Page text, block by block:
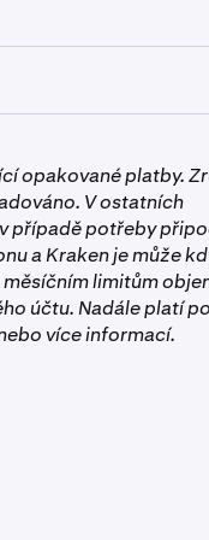
Kraken+ déle
podle těchto
což znamená, že
opakované platby.
V ostatních
případě potřeby
a Kraken je může
limitům
účtu. Nadále platí
více informací.